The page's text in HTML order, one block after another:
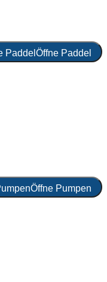
Paddel Öffne Paddel
Öffne Pumpen